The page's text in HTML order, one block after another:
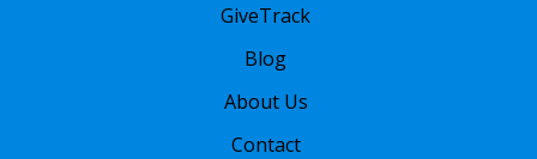
GiveTrack
Blog
About Us
Contact